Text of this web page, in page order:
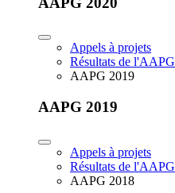
Appels à projets
Résultats de l'AAPG
AAPG 2019
AAPG 2019
Appels à projets
Résultats de l'AAPG
AAPG 2018